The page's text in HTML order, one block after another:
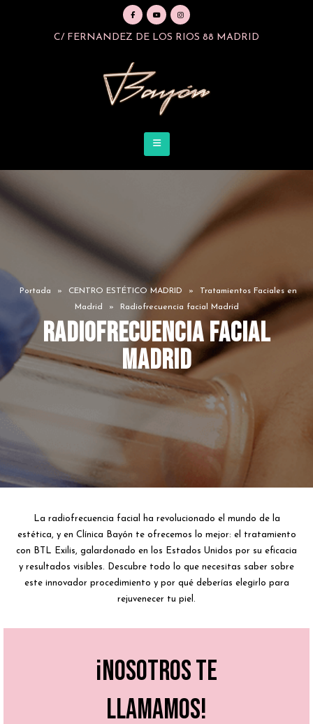
C/ FERNANDEZ DE LOS RIOS 88 MADRID
Portada » CENTRO ESTÉTICO MADRID »
Tratamientos Faciales en
Madrid
» Radiofrecuencia facial Madrid
Radiofrecuencia facial
Madrid
La radiofrecuencia facial ha revolucionado el mundo de la
estética, y en Clínica Bayón te ofrecemos lo mejor: el tratamiento
con BTL Exilis, galardonado en los Estados Unidos por su eficacia
y resultados visibles. Descubre todo lo que necesitas saber sobre
este innovador procedimiento y por qué deberías elegirlo para
rejuvenecer tu piel.
¡Nosotros te
llamamos!